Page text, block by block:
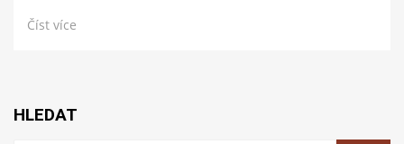
Číst více
HLEDAT